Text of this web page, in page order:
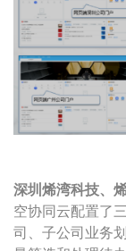
深圳烯湾科技、
空协同云配置了
司、子公司业务